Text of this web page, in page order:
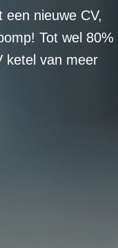
nieuwe CV,
Tot wel 80%
ketel van meer